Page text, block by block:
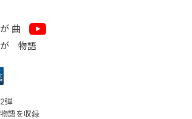
曲
が 物語
弾
物語を収録